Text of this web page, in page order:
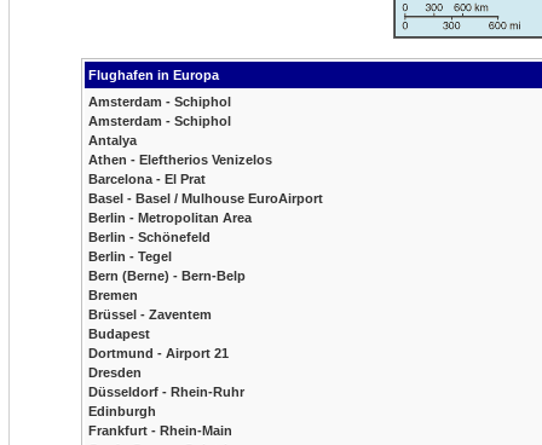
Flughafen in Europa
Amsterdam - Schiphol
Amsterdam - Schiphol
Antalya
Athen - Eleftherios Venizelos
Barcelona - El Prat
Basel - Basel / Mulhouse EuroAirport
Berlin - Metropolitan Area
Berlin - Schönefeld
Berlin - Tegel
Bern (Berne) - Bern-Belp
Bremen
Brüssel - Zaventem
Budapest
Dortmund - Airport 21
Dresden
Düsseldorf - Rhein-Ruhr
Edinburgh
Frankfurt - Rhein-Main